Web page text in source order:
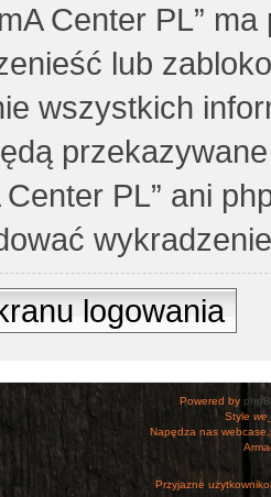
Center PL”
lub
wszystkich
Center PL” ani
logowania
Powered by
Style
Napędza nas
Przyjazne